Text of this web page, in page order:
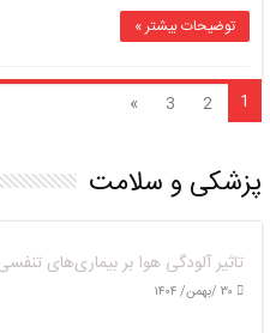
توضیحات بیشتر »
1
2
3
»
پزشکی و سلامت
تاثیر آلودگی هوا بر بیماری‌های
۳۰ /بهمن/ ۱۴۰۴